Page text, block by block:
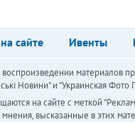
сайте Ивенты
материалов
Новини" и "Украинская
на сайте с меткой
мнения, высказанные в этих